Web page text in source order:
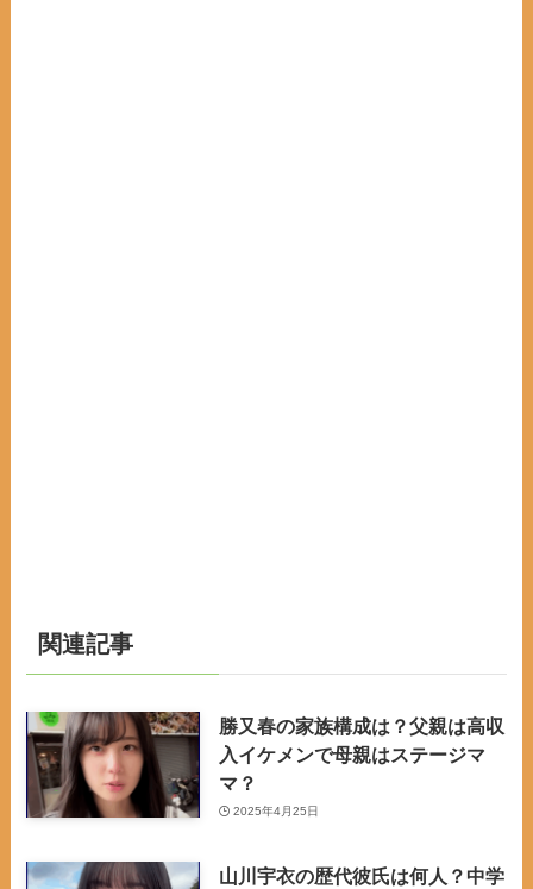
関連記事
勝又春の家族構成は？父親は高収
入イケメンで母親はステージマ
マ？
2025年4月25日
山川宇衣の歴代彼氏は何人？中学